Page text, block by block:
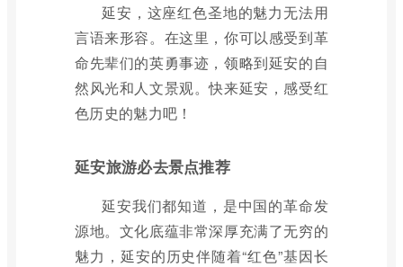
延安，这座红色圣地的魅力无法用
言语来形容。在这里，你可以感受到革
命先辈们的英勇事迹，领略到延安的自
然风光和人文景观。快来延安，感受红
色历史的魅力吧！
延安旅游必去景点推荐
延安我们都知道，是中国的革命发
源地。文化底蕴非常深厚充满了无穷的
魅力，延安的历史伴随着“红色”基因长